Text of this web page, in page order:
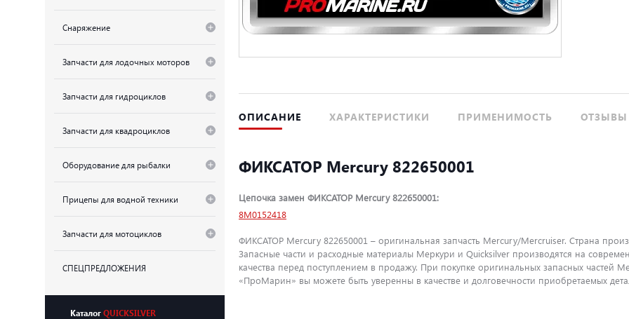
Снаряжение
Запчасти для лодочных моторов
Запчасти для гидроциклов
Запчасти для квадроциклов
Оборудование для рыбалки
Прицепы для водной техники
Запчасти для мотоциклов
СПЕЦПРЕДЛОЖЕНИЯ
КаталогQUICKSILVER
ОПИСАНИЕ ХАРАКТЕРИСТИКИ ПРИМЕНИМОСТЬ ОТЗЫВЫ
ФИКСАТОР Mercury 822650001
Цепочка замен ФИКСАТОР Mercury 822650001:
8M0152418
ФИКСАТОР Mercury 822650001 – оригинальная запчасть Mercury/Mercruiser. Страна
Запасные части и расходные материалы Меркури и Quicksilver производятся на
качества перед поступлением в продажу. При покупке оригинальных запасных
«ПроМарин» вы можете быть уверенны в качестве и долговечности приобретаемых